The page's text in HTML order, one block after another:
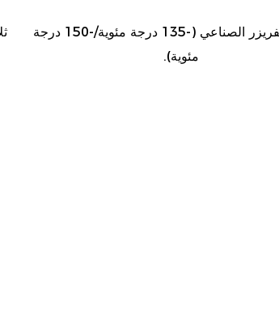
سلسلة الفريزر الصناعي (-135 درجة مئوية/-150 درجة
مئوية).